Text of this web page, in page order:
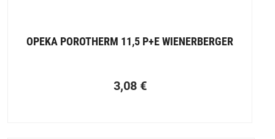
OPEKA POROTHERM 11,5 P+E WIENERBERGER
3,08 €